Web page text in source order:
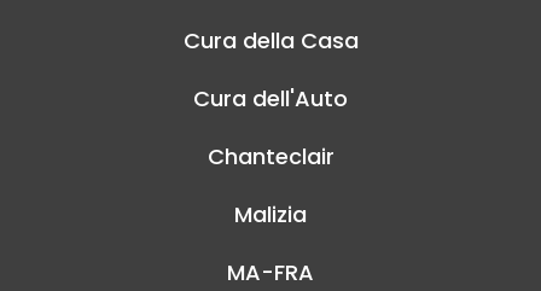
Cura della Casa
Cura dell'Auto
Chanteclair
Malizia
MA-FRA